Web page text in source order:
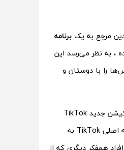
مرجع به یک برنامه
، به نظر می‌رسد این
را با دوستان و
در گزارش‌هایی که توسط TheSpAndroid منتشر شده از کاربران دعوت می‌کند تا اپلیکیشن جدید TikTok
Photos را امتحان کنند. همچنین مشخص شد که کاربران می توانند محتوا را از برنامه اصلی TikTok به